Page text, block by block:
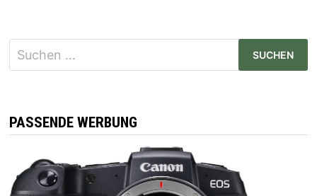
Suchen
nach:
PASSENDE WERBUNG